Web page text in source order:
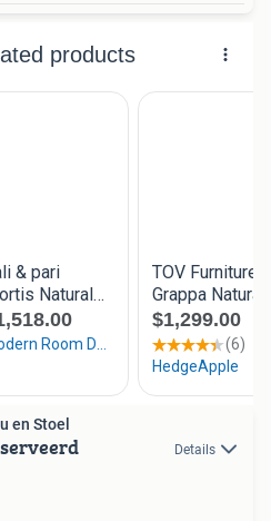
en Stoel
Details